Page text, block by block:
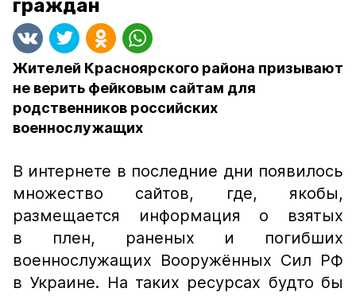
граждан
Жителей Красноярского района призывают
не верить фейковым сайтам для
родственников российских
военнослужащих
В интернете в последние дни появилось
множество сайтов, где, якобы,
размещается информация о взятых
в плен, раненых и погибших
военнослужащих Вооружённых Сил РФ
в Украине. На таких ресурсах будто бы